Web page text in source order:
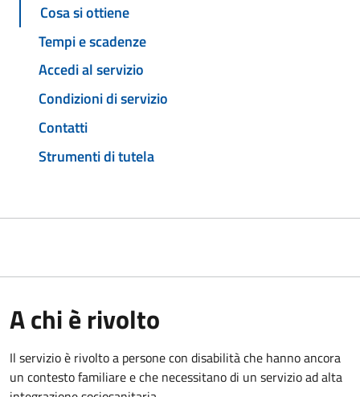
Cosa si ottiene
Tempi e scadenze
Accedi al servizio
Condizioni di servizio
Contatti
Strumenti di tutela
A chi è rivolto
Il servizio è rivolto a persone con disabilità che hanno ancora
un contesto familiare e che necessitano di un servizio ad alta